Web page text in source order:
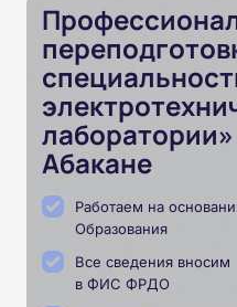
Абакане
Работаем на
Образования
Все сведения вносим
в ФИС ФРДО